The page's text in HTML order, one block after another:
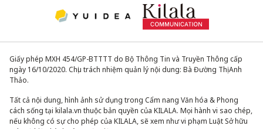
Giấy phép MXH 454/GP-BTTTT do Bộ Thông Tin và Truyền Thông cấp
ngày 16/10/2020. Chịu trách nhiệm quản lý nội dung: Bà Đường Thị Anh
Thảo.
Tất cả nội dung, hình ảnh sử dụng trong Cẩm nang Văn hóa & Phong
cách sống tại kilala.vn thuộc bản quyền của KILALA. Mọi hành vi sao chép,
nếu không có sự cho phép của KILALA, sẽ xem như vi phạm Luật Sở hữu